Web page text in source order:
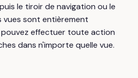
le tiroir de navigation ou le
vues sont entièrement
effectuer toute action
dans n'importe quelle vue.